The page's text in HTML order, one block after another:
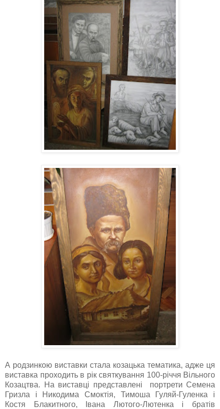
А родзинкою виставки стала козацька тематика, адже ця
виставка проходить в рік святкування 100-річчя Вільного
Козацтва. На виставці представлені портрети Семена
Гризла і Никодима Смоктія, Тимоша Гуляй-Гуленка і
Костя Блакитного, Івана Лютого-Лютенка і братів